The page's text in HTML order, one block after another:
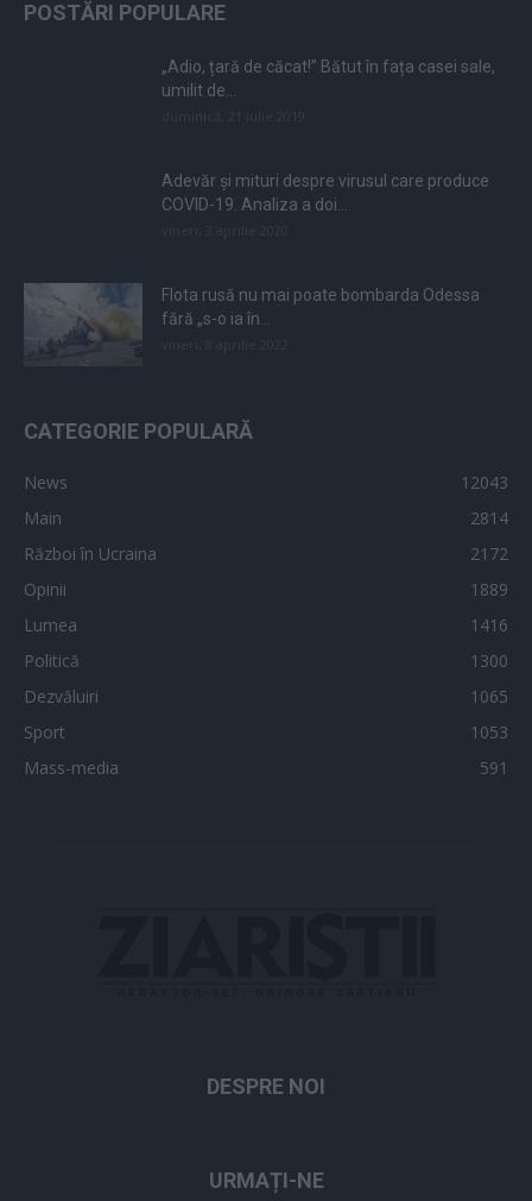
POSTĂRI POPULARE
„Adio, țară de căcat!” Bătut în fața casei sale,
umilit de...
Adevăr și mituri despre virusul care produce
COVID-19. Analiza a doi...
Flota rusă nu mai poate bombarda Odessa
fără „s-o ia în...
CATEGORIE POPULARĂ
News
12043
Main
2814
Război în Ucraina
2172
Opinii
1889
Lumea
1416
Politică
1300
Dezvăluiri
1065
Sport
1053
Mass-media
591
DESPRE NOI
URMAȚI-NE